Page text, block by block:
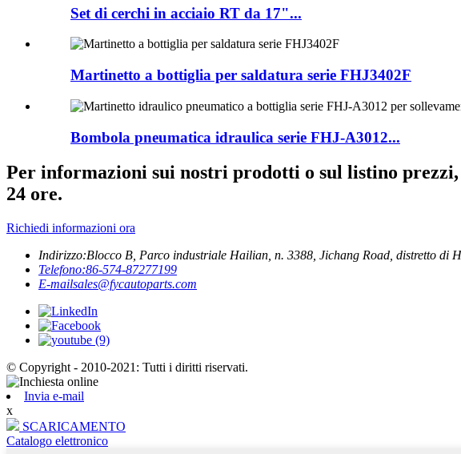
Set di cerchi in acciaio RT da 17"...
Martinetto a bottiglia per saldatura serie FHJ3402F
Bombola pneumatica idraulica serie FHJ-A3012...
Per informazioni sui nostri prodotti o sul listino
24 ore.
Richiedi informazioni ora
Indirizzo:Blocco B, Parco industriale Hailian, n. 3388, Jichang Road, distretto di
Telefono:86-574-87277199
E-mailsales@fycautoparts.com
© Copyright - 2010-2021: Tutti i diritti riservati.
Invia e-mail
x
SCARICAMENTO
Catalogo elettronico